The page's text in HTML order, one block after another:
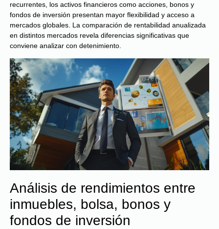
recurrentes, los activos financieros como acciones, bonos y
fondos de inversión presentan mayor flexibilidad y acceso a
mercados globales. La comparación de rentabilidad anualizada
en distintos mercados revela diferencias significativas que
conviene analizar con detenimiento.
Análisis de rendimientos entre
inmuebles, bolsa, bonos y
fondos de inversión